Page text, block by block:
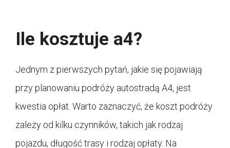
Ile kosztuje a4?
Jednym z pierwszych pytań, jakie się pojawiają
przy planowaniu podróży autostradą A4, jest
kwestia opłat. Warto zaznaczyć, że koszt podróży
zależy od kilku czynników, takich jak rodzaj
pojazdu, długość trasy i rodzaj opłaty. Na